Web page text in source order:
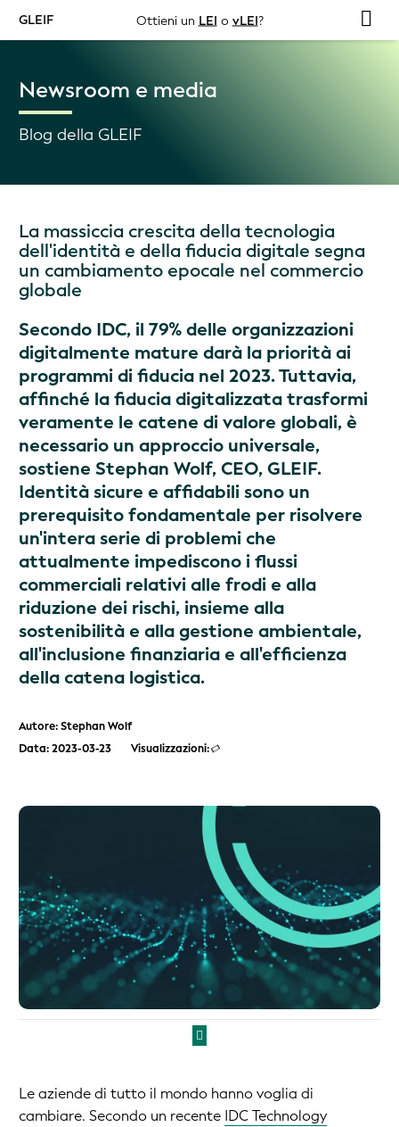
GLEIF Ottieni un LEI o vLEI?
Newsroom e media
Blog della GLEIF
La massiccia crescita della tecnologia
dell'identità e della fiducia digitale segna
un cambiamento epocale nel commercio
globale
Secondo IDC, il 79% delle organizzazioni
digitalmente mature darà la priorità ai
programmi di fiducia nel 2023. Tuttavia,
affinché la fiducia digitalizzata trasformi
veramente le catene di valore globali, è
necessario un approccio universale,
sostiene Stephan Wolf, CEO, GLEIF.
Identità sicure e affidabili sono un
prerequisito fondamentale per risolvere
un'intera serie di problemi che
attualmente impediscono i flussi
commerciali relativi alle frodi e alla
riduzione dei rischi, insieme alla
sostenibilità e alla gestione ambientale,
all'inclusione finanziaria e all'efficienza
della catena logistica.
Autore: Stephan Wolf
Data: 2023-03-23
Visualizzazioni:
Le aziende di tutto il mondo hanno voglia di
cambiare. Secondo un recente IDC Technology